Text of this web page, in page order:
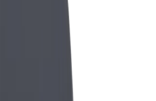
qazanın